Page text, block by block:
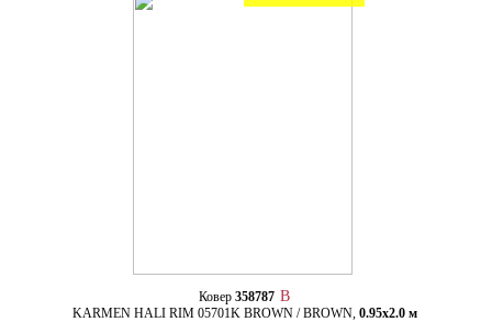
Ковер 358787
KARMEN HALI RIM 05701K BROWN / BROWN, 0.95х2.0 м